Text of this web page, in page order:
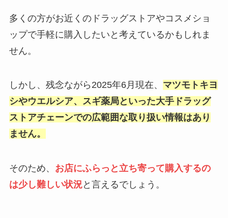
多くの方がお近くのドラッグストアやコスメショ
ップで手軽に購入したいと考えているかもしれま
せん。
しかし、残念ながら2025年6月現在、 マツモトキヨ
シやウエルシア、スギ薬局といった大手ドラッグ
ストアチェーンでの広範囲な取り扱い情報はあり
ません。
そのため、 お店にふらっと立ち寄って購入するの
は少し難しい状況と言えるでしょう。